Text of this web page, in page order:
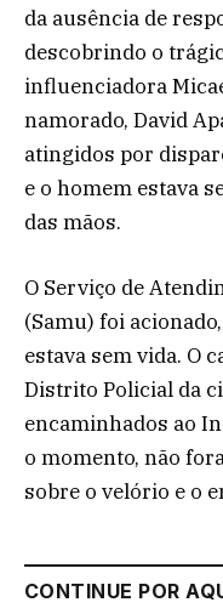
da ausência de
descobrindo o
influenciadora
namorado, David
atingidos por
e o homem estava
das mãos.
O Serviço de
(Samu) foi
estava sem vida. O
Distrito Policial da
encaminhados ao
o momento, não
sobre o velório e o
CONTINUE POR